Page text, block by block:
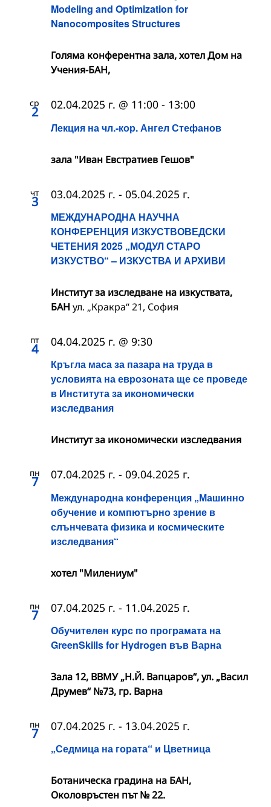
Modeling and Optimization for
Nanocomposites Structures
Голяма конферентна зала, хотел Дом на
Учения-БАН,
ср
2
Лекция на чл.-кор. Ангел Стефанов
02.04.2025 г. @ 11:00 - 13:00
зала "Иван Евстратиев Гешов"
чт
3
МЕЖДУНАРОДНА НАУЧНА
КОНФЕРЕНЦИЯ ИЗКУСТВОВЕДСКИ
ЧЕТЕНИЯ 2025 „МОДУЛ СТАРО
ИЗКУСТВО“ – ИЗКУСТВА И АРХИВИ
03.04.2025 г. - 05.04.2025 г.
Институт за изследване на изкуствата,
БАН ул. „Кракра“ 21, София
пт
4
Кръгла маса за пазара на труда в
условията на еврозоната ще се проведе
в Института за икономически
изследвания
04.04.2025 г. @ 9:30
Институт за икономически изследвания
пн
7
Международна конференция „Машинно
обучение и компютърно зрение в
слънчевата физика и космическите
изследвания“
07.04.2025 г. - 09.04.2025 г.
хотел "Милениум"
пн
7
Обучителен курс по програмата на
GreenSkills for Hydrogen във Варна
07.04.2025 г. - 11.04.2025 г.
Зала 12, ВВМУ „Н.Й. Вапцаров“, ул. „Васил
Друмев“ №73, гр. Варна
пн
7
„Седмица на гората“ и Цветница
07.04.2025 г. - 13.04.2025 г.
Ботаническа градина на БАН,
Околовръстен път № 22.